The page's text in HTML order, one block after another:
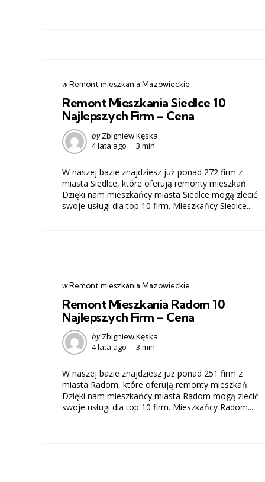
Categories
post
wRemont mieszkania Mazowieckie
Remont Mieszkania Siedlce 10
Najlepszych Firm – Cena
Posted
by
by Zbigniew Kęska
4 lata ago
3 min
W naszej bazie znajdziesz już ponad 272 firm z
miasta Siedlce, które oferują remonty mieszkań.
Dzięki nam mieszkańcy miasta Siedlce mogą zlecić
swoje usługi dla top 10 firm. Mieszkańcy Siedlce...
Categories
post
wRemont mieszkania Mazowieckie
Remont Mieszkania Radom 10
Najlepszych Firm – Cena
Posted
by
by Zbigniew Kęska
4 lata ago
3 min
W naszej bazie znajdziesz już ponad 251 firm z
miasta Radom, które oferują remonty mieszkań.
Dzięki nam mieszkańcy miasta Radom mogą zlecić
swoje usługi dla top 10 firm. Mieszkańcy Radom...